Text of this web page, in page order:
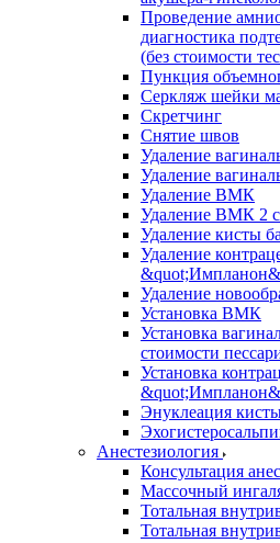
Проведение
диагностика
(без стоимости
Пункция
Серкляж шейки
Скретчинг
Снятие швов
Удаление
Удаление
Удаление ВМК
Удаление ВМК 2
Удаление кисты
Удаление
Удаление
Установка ВМК
Установка
стоимости
Установка
Энуклеация
Анестезиология
Консультация
Массочный
Тотальная
Тотальная